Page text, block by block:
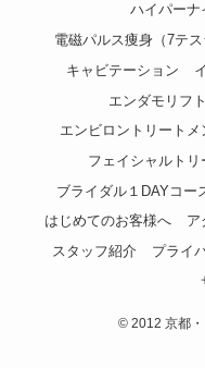
ハイパーナ
電磁パルス痩身（7テス
キャビテーション
エンダモリフト
エンビロントリートメ
フェイシャルトリ
ブライダル１DAYコー
はじめてのお客様へ
ア
スタッフ紹介
プライ
© 2012 京都